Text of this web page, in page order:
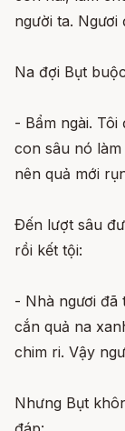
người ta. Ngươi
Na đợi Bụt
- Bẩm ngài.
con sâu nó
nên quả mới
Ðến lượt sâu
rồi kết tội:
- Nhà ngươi đã
cắn quả na
chim ri. Vậy
Nhưng Bụt